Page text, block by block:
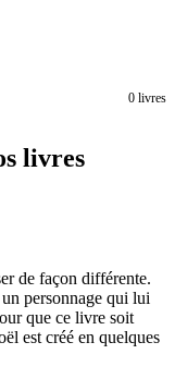
0 livres
livres
de façon différente.
personnage qui lui
que ce livre soit
est créé en quelques